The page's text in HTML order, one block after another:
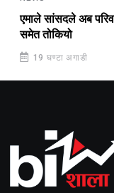
एमाले सांसदले अब
समेत तोकियो
19 घण्टा अगाडी